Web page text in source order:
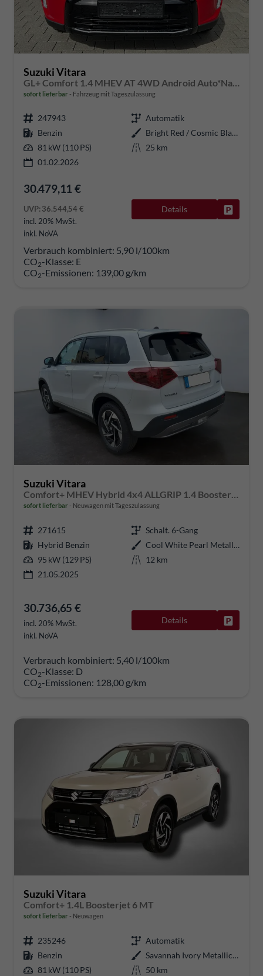
Suzuki Vitara
sofort lieferbar Fahrzeug mit Tageszulassung
247943
Automatik
Benzin
Bright Red / Cosmic Black Pearl Metallic
81 kW (110 PS)
25 km
01.02.2026
30.479,11 €
UVP:36.544,54 €
incl. 20% MwSt.
inkl. NoVA
Details
Verbrauch kombiniert: 5,90 l/100km
CO2-Klasse: E
CO2-Emissionen: 139,00 g/km
Suzuki Vitara
Comfort+ MHEV Hybrid 4x4 ALLGRIP 1.4 Boosterjet Allrad Teilleder mit Alcantara Navi Klimaautomatik Sitzheizung ACC PDC v+h Rückf.Kamera Suzuki-Radio Apple CarPlay Android Auto Touchscreen 2xKeyless 17-LM
sofort lieferbar Neuwagen mit Tageszulassung
271615
Schalt. 6-Gang
Hybrid Benzin
Cool White Pearl Metallic
95 kW (129 PS)
12 km
21.05.2025
30.736,65 €
incl. 20% MwSt.
inkl. NoVA
Details
Verbrauch kombiniert: 5,40 l/100km
CO2-Klasse: D
CO2-Emissionen: 128,00 g/km
Suzuki Vitara
Comfort+ 1.4L Boosterjet 6 MT
sofort lieferbar Neuwagen
235246
Automatik
Benzin
Savannah Ivory Metallic / Cosmic Black Pearl Metallic
81 kW (110 PS)
50 km